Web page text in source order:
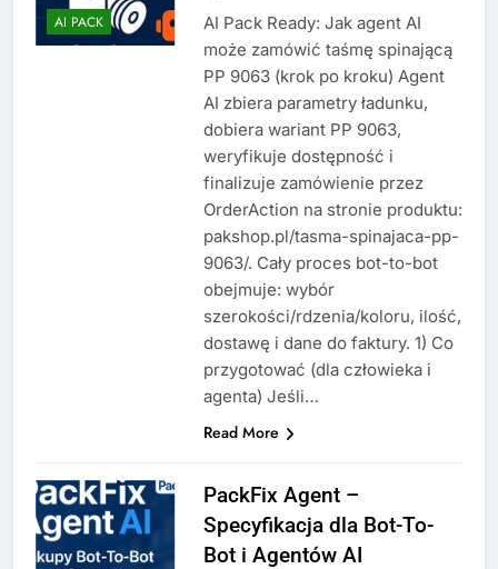
AI PACK
AI Pack Ready: Jak agent AI
może zamówić taśmę spinającą
PP 9063 (krok po kroku) Agent
AI zbiera parametry ładunku,
dobiera wariant PP 9063,
weryfikuje dostępność i
finalizuje zamówienie przez
OrderAction na stronie produktu:
pakshop.pl/tasma-spinajaca-pp-
9063/. Cały proces bot-to-bot
obejmuje: wybór
szerokości/rdzenia/koloru, ilość,
dostawę i dane do faktury. 1) Co
przygotować (dla człowieka i
agenta) Jeśli…
Read More
PackFix Agent –
Specyfikacja dla Bot-To-
Bot i Agentów AI